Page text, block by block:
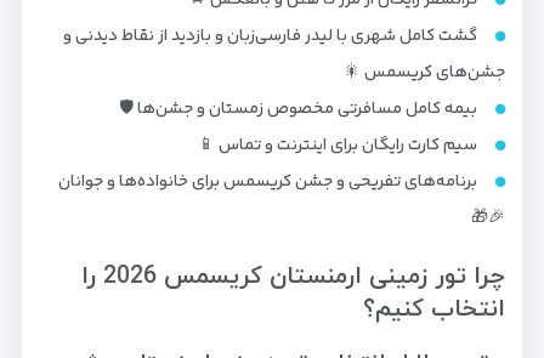
گشت کامل شهری با لیدر فارسی‌زبان و بازدید از نقاط دیدنی و
جشن‌های کریسمس 🎇
بیمه کامل مسافرتی مخصوص زمستان و جشن‌ها 🛡️
سیم کارت رایگان برای اینترنت و تماس 📱
برنامه‌های تفریحی و جشن کریسمس برای خانواده‌ها و جوانان
🎉🎁
چرا تور زمینی ارمنستان کریسمس 2026 را
انتخاب کنیم؟